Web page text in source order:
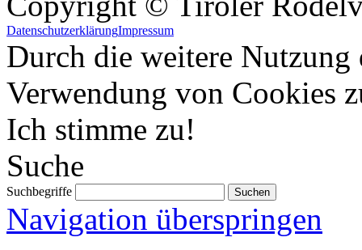
DatenschutzerklärungImpressum
Durch die weitere Nutzung
Verwendung von Cookies
Ich stimme zu!
Suche
Suchbegriffe
Navigation überspringen